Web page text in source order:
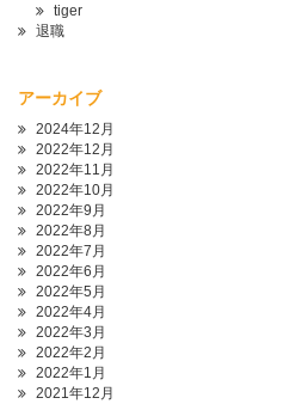
tiger
退職
アーカイブ
2024年12月
2022年12月
2022年11月
2022年10月
2022年9月
2022年8月
2022年7月
2022年6月
2022年5月
2022年4月
2022年3月
2022年2月
2022年1月
2021年12月